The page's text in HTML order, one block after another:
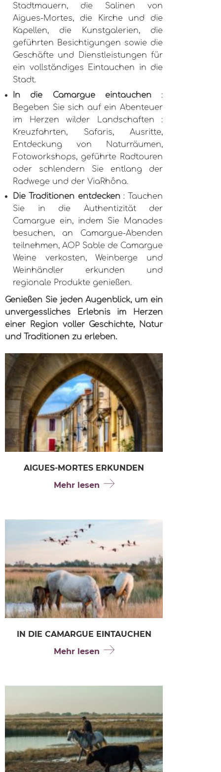
Stadtmauern, die Salinen von
Aigues-Mortes, die Kirche und die
Kapellen, die Kunstgalerien, die
geführten Besichtigungen sowie die
Geschäfte und Dienstleistungen für
ein vollständiges Eintauchen in die
Stadt.
In die Camargue eintauchen:
Begeben Sie sich auf ein Abenteuer
im Herzen wilder Landschaften :
Kreuzfahrten, Safaris, Ausritte,
Entdeckung von Naturräumen,
Fotoworkshops, geführte Radtouren
oder schlendern Sie entlang der
Radwege und der ViaRhôna.
Die Traditionen entdecken: Tauchen
Sie in die Authentizität der
Camargue ein, indem Sie Manades
besuchen, an Camargue-Abenden
teilnehmen, AOP Sable de Camargue
Weine verkosten, Weinberge und
Weinhändler erkunden und
regionale Produkte genießen.
Genießen Sie jeden Augenblick, um ein
unvergessliches Erlebnis im Herzen
einer Region voller Geschichte, Natur
und Traditionen zu erleben.
AIGUES-MORTES ERKUNDEN
Mehr lesen
IN DIE CAMARGUE EINTAUCHEN
Mehr lesen